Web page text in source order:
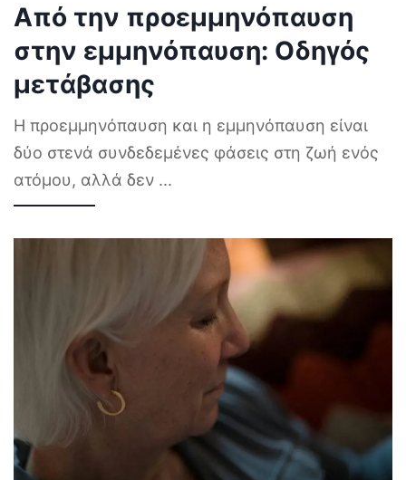
Από την προεμμηνόπαυση
στην εμμηνόπαυση: Οδηγός
μετάβασης
Η προεμμηνόπαυση και η εμμηνόπαυση είναι
δύο στενά συνδεδεμένες φάσεις στη ζωή ενός
ατόμου, αλλά δεν ...